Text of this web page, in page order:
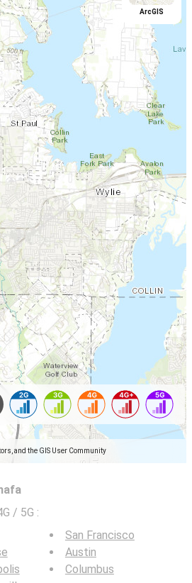
and the GIS User Community
ArcGIS
/ 5G :
San Francisco
Austin
Columbus